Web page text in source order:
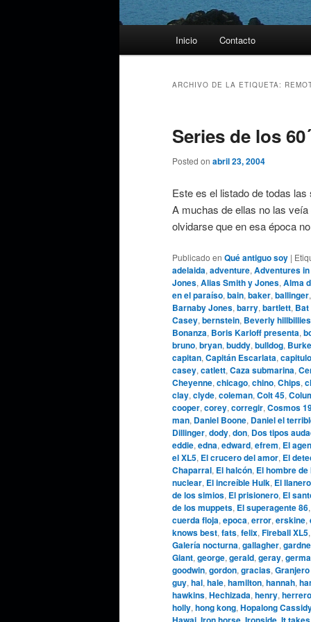
Inicio Contacto
ARCHIVO DE LA ETIQUETA:
Series de los
Posted on abril 23, 2004
Este es el listado de todas
A muchas de ellas no las
olvidarse que en esa época
Publicado en Qué antiguo soy |
adelaida, adventure, Adventures
Jones, Alias Smith y Jones, Alma
en el paraíso, bain, baker, ballinger,
Barnaby Jones, barry, bartlett,
Casey, bernstein, Beverly hillbillies
Bonanza, Boris Karloff presenta,
bruno, bryan, buddy, bulldog,
capitan, Capitán Escarlata, capitulo
casey, catlett, Caza submarina,
Cheyenne, chicago, chino, Chips,
clay, clyde, coleman, Colt 45,
cooper, corey, corregir, Cosmos
man, Daniel Boone, Daniel el
Dillinger, dody, don, Dos tipos
eddie, edna, edward, efrem, El
el XL5, El crucero del amor, El
Chaparral, El halcón, El hombre
nuclear, El increíble Hulk, El
de los simios, El prisionero, El
de los muppets, El superagente 86,
cuerda floja, epoca, error, erskine,
knows best, fats, felix, Fireball XL5,
Galería nocturna, gallagher,
Giant, george, gerald, geray,
goodwin, gordon, gracias,
guy, hal, hale, hamilton, hannah,
hawkins, Hechizada, henry, herrero
holly, hong kong, Hopalong
, , ,